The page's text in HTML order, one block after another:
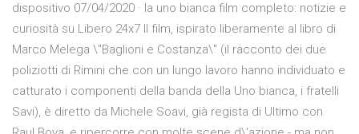
dispositivo 07/04/2020 · la uno bianca film completo: notizie e
curiosità su Libero 24x7 Il film, ispirato liberamente al libro di
Marco Melega \"Baglioni e Costanza\" (il racconto dei due
poliziotti di Rimini che con un lungo lavoro hanno individuato e
catturato i componenti della banda della Uno bianca, i fratelli
Savi), è diretto da Michele Soavi, già regista di Ultimo con